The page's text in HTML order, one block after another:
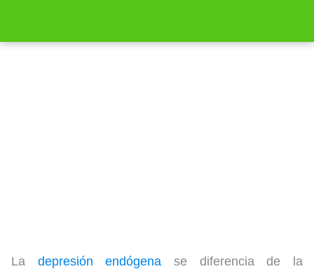
La depresión endógena se diferencia de la